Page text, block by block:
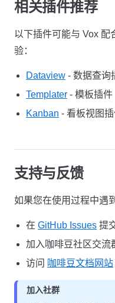
相关插件推荐
以下插件可能与 Vox 配
验：
Dataview - 数据查询
Templater - 模板插件
Kanban - 看板视图
支持与反馈
如果您在使用过程中遇
在 GitHub Issues 提
加入咖啡豆社区交流
访问 咖啡豆文档网站
加入社群